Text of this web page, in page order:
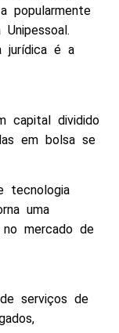
popularmente
jurídica é a
capital dividido
em bolsa se
tecnologia
uma
no mercado de
serviços de